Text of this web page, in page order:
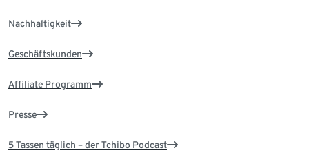
Nachhaltigkeit
Geschäftskunden
Affiliate Programm
Presse
5 Tassen täglich – der Tchibo Podcast